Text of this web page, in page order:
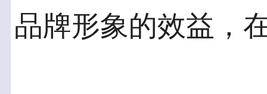
品牌形象的效益，